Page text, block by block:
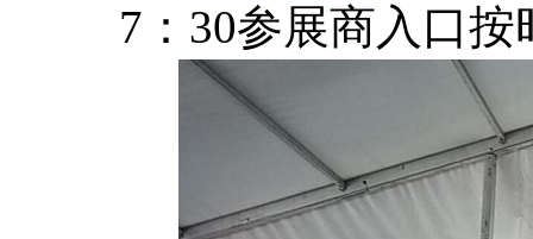
7：30参展商入口